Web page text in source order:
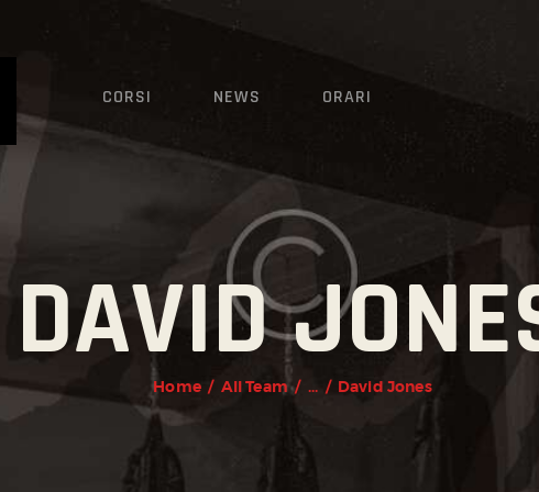
CORSI NEWS ORARI
DAVID
Home All Team ... David Jones
ORARI